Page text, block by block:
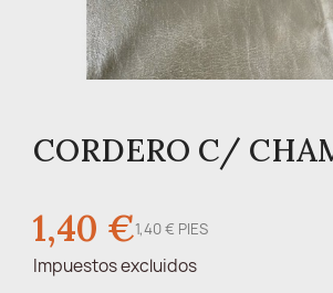
CORDERO C/
1,40 €1,40 € PIES
Impuestos excluidos